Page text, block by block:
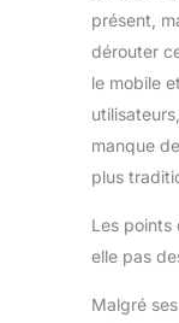
présent,
dérouter
le mobile
manque
plus
Les points
elle pas
Malgré